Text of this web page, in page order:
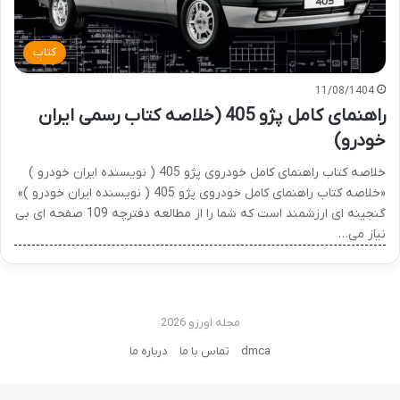
کتاب
11/08/1404
راهنمای کامل پژو 405 (خلاصه کتاب رسمی ایران
خودرو)
خلاصه کتاب راهنمای کامل خودروی پژو 405 ( نویسنده ایران خودرو )
«خلاصه کتاب راهنمای کامل خودروی پژو 405 ( نویسنده ایران خودرو )»
گنجینه ای ارزشمند است که شما را از مطالعه دفترچه 109 صفحه ای بی
نیاز می…
مجله اورزو 2026
dmca
تماس با ما درباره ما